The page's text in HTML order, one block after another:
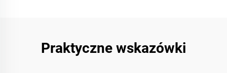
Praktyczne wskazówki